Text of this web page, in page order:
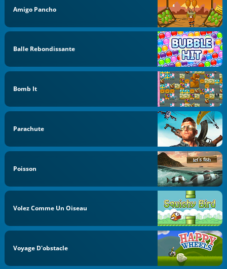
Amigo Pancho
Balle Rebondissante
Bomb It
Parachute
Poisson
Volez Comme Un Oiseau
Voyage D'obstacle